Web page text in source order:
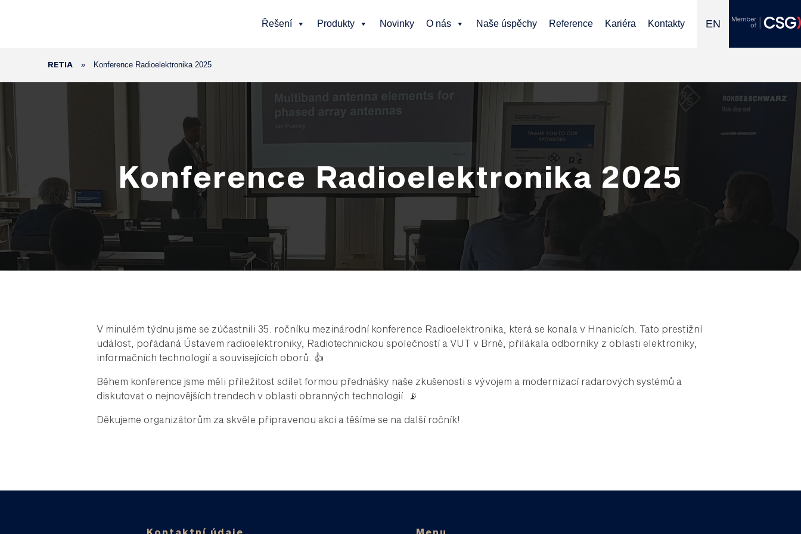
Řešení Produkty Novinky O nás Naše úspěchy Reference Kariéra Kontakty EN
RETIA » Konference Radioelektronika 2025
Konference Radioelektronika 2025
V minulém týdnu jsme se zúčastnili 35. ročníku mezinárodní konference Radioelektronika, která se konala v Hnanicích. Tato prestižní
událost, pořádaná Ústavem radioelektroniky, Radiotechnickou společností a VUT v Brně, přilákala odborníky z oblasti elektroniky,
informačních technologií a souvisejících oborů. 👍
Během konference jsme měli příležitost sdílet formou přednášky naše zkušenosti s vývojem a modernizací radarových systémů a
diskutovat o nejnovějších trendech v oblasti obranných technologií. 📡
Děkujeme organizátorům za skvěle připravenou akci a těšíme se na další ročník!